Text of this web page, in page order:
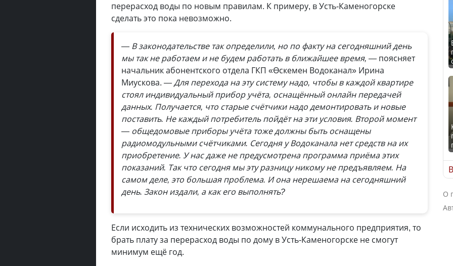
перерасход воды по новым правилам. К примеру, в Усть-Каменогорске
сделать это пока невозможно.
— В законодательстве так определили, но по факту на сегодняшний день
мы так не работаем и не будем работать в ближайшее время, — поясняет
начальник абонентского отдела ГКП «Өскемен Водоканал» Ирина
Миускова. — Для перехода на эту систему надо, чтобы в каждой квартире
стоял индивидуальный прибор учёта, оснащённый онлайн передачей
данных. Получается, что старые счётчики надо демонтировать и новые
поставить. Не каждый потребитель пойдёт на эти условия. Второй момент
— общедомовые приборы учёта тоже должны быть оснащены
радиомодульными счётчиками. Сегодня у Водоканала нет средств на их
приобретение. У нас даже не предусмотрена программа приёма этих
показаний. Так что сегодня мы эту разницу никому не предъявляем. На
самом деле, это большая проблема. И она нерешаема на сегодняшний
день. Закон издали, а как его выполнять?
Если исходить из технических возможностей коммунального предприятия, то
брать плату за перерасход воды по дому в Усть-Каменогорске не смогут
минимум ещё год.
О